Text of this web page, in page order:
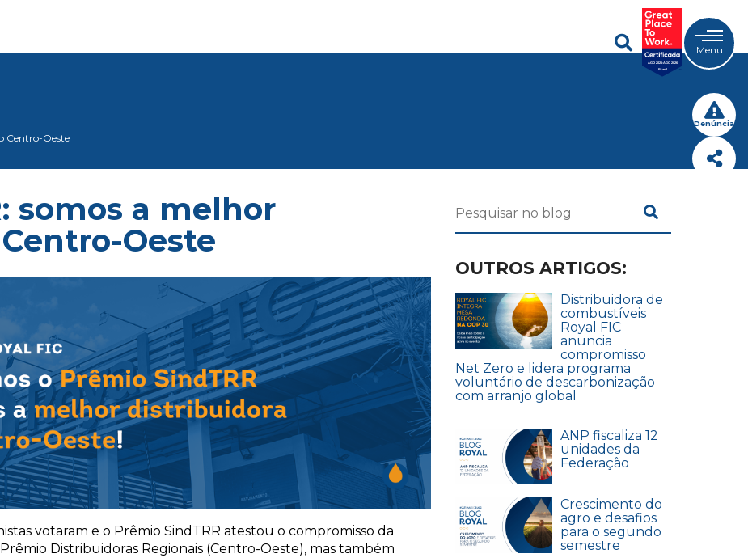
Menu
Denúncia
Centro-Oeste
somos a melhor
Oeste
votaram e o Prêmio SindTRR atestou o compromisso da
Distribuidoras Regionais (Centro-Oeste), mas também
OUTROS ARTIGOS:
Distribuidora de
combustíveis
Royal FIC
anuncia
compromisso
Net Zero e lidera programa
voluntário de descarbonização
com arranjo global
ANP fiscaliza 12
unidades da
Federação
Crescimento do
agro e desafios
para o segundo
semestre